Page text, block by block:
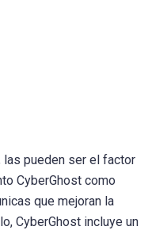
las pueden ser el factor
CyberGhost como
que mejoran la
CyberGhost incluye un